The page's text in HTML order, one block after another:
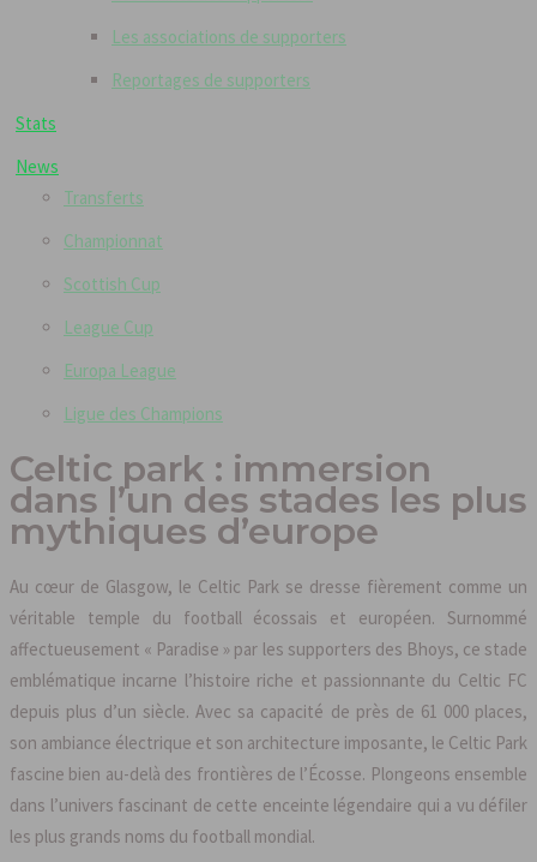
Les associations de supporters
Reportages de supporters
Stats
News
Transferts
Championnat
Scottish Cup
League Cup
Europa League
Ligue des Champions
Celtic park : immersion
dans l’un des stades les plus
mythiques d’europe
Au cœur de Glasgow, le Celtic Park se dresse fièrement comme un
véritable temple du football écossais et européen. Surnommé
affectueusement « Paradise » par les supporters des Bhoys, ce stade
emblématique incarne l’histoire riche et passionnante du Celtic FC
depuis plus d’un siècle. Avec sa capacité de près de 61 000 places,
son ambiance électrique et son architecture imposante, le Celtic Park
fascine bien au-delà des frontières de l’Écosse. Plongeons ensemble
dans l’univers fascinant de cette enceinte légendaire qui a vu défiler
les plus grands noms du football mondial.